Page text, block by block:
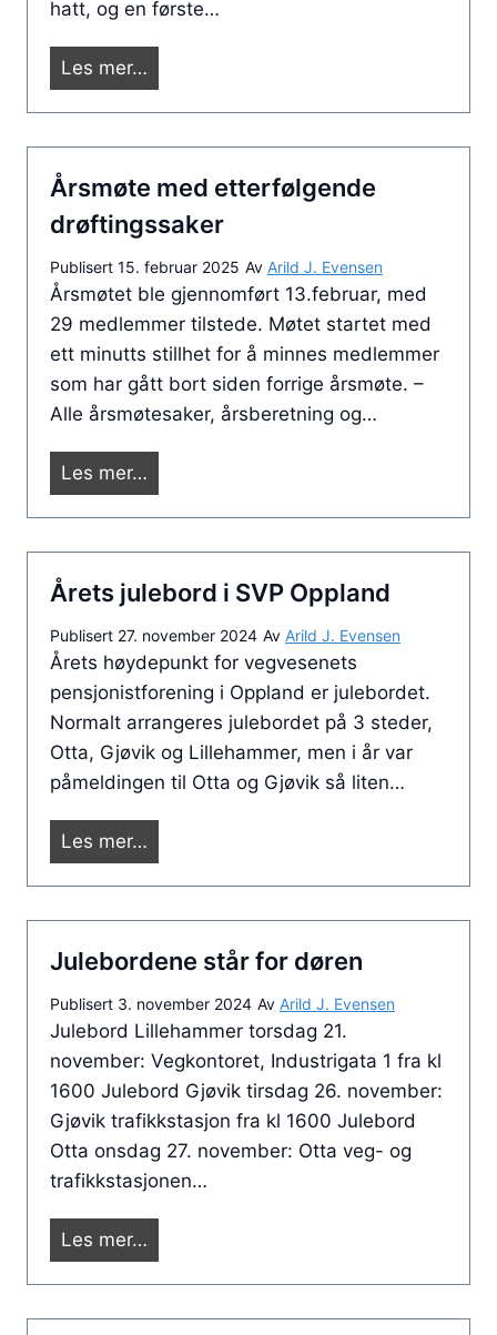
2
5
e
b
p
å
m
g
a
s
e
r
g
n
a
v
n
g
b
l
i
m
e
d
l
F
?
hatt, og en første…
Les mer…
y
s
t
r
e
g
o
d
t
i
a
n
Årsmøte med etterfølgende
drøftingssaker
Publisert 15. februar 2025 Av Arild J. Evensen
Årsmøtet ble gjennomført 13.februar, med
29 medlemmer tilstede. Møtet startet med
ett minutts stillhet for å minnes medlemmer
som har gått bort siden forrige årsmøte. –
Alle årsmøtesaker, årsberetning og…
Les mer…
r
ø
m
d
e
r
f
ø
g
e
n
d
e
d
r
ø
t
Årets julebord i SVP Oppland
Publisert 27. november 2024 Av Arild J. Evensen
Årets høydepunkt for vegvesenets
pensjonistforening i Oppland er julebordet.
Normalt arrangeres julebordet på 3 steder,
Otta, Gjøvik og Lillehammer, men i år var
påmeldingen til Otta og Gjøvik så liten…
Les mer…
r
s
u
b
S
V
P
Julebordene står for døren
Publisert 3. november 2024 Av Arild J. Evensen
Julebord Lillehammer torsdag 21.
november: Vegkontoret, Industrigata 1 fra kl
1600 Julebord Gjøvik tirsdag 26. november:
Gjøvik trafikkstasjon fra kl 1600 Julebord
Otta onsdag 27. november: Otta veg- og
trafikkstasjonen…
Les mer…
u